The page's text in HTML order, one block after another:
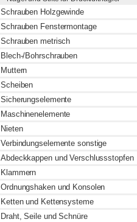
Schrauben Holzgewinde
Schrauben Fenstermontage
Schrauben metrisch
Blech-/Bohrschrauben
Muttern
Scheiben
Sicherungselemente
Maschinenelemente
Nieten
Verbindungselemente sonstige
Abdeckkappen und Verschlussstopfen
Klammern
Ordnungshaken und Konsolen
Ketten und Kettensysteme
Draht, Seile und Schnüre